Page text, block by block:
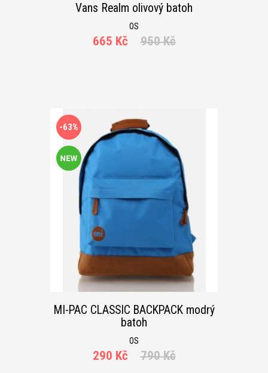
Vans Realm olivový batoh
OS
665 Kč 950 Kč
-63%
MI-PAC CLASSIC BACKPACK modrý
batoh
OS
290 Kč 790 Kč